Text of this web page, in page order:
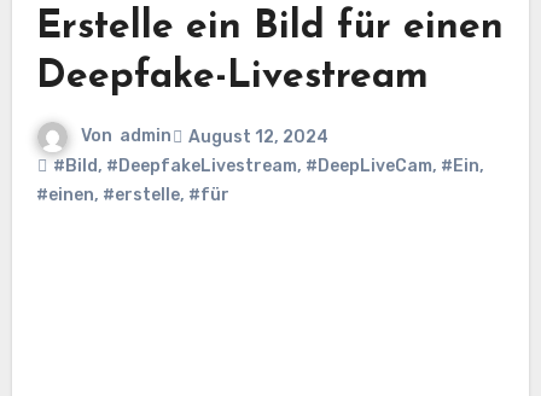
Erstelle ein Bild für einen
Deepfake-Livestream
Von admin
August 12, 2024
#Bild, #DeepfakeLivestream, #DeepLiveCam, #Ein,
#einen, #erstelle, #für